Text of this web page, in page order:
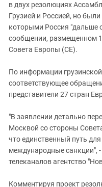
Южный Кавказ
в двух резолюциях
Грузией и Россией, но
которыми Россия "дальше
сообщении, размещенном
Совета Европы (СЕ).
По информации
соответствующее
представители 27 стран
"В заявлении детально
Москвой со стороны
что единственный путь
международные санкции",
телеканалов агентство
Комментируя проект